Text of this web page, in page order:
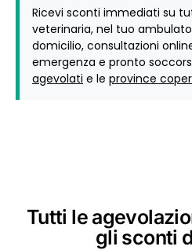
Ricevi sconti immediati su
veterinaria, nel tuo
domicilio, consultazioni
emergenza e pronto
agevolati e le province
Tutti le
gli sconti